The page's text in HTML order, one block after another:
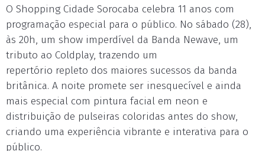
O Shopping Cidade Sorocaba celebra 11 anos com
programação especial para o público. No sábado (28),
às 20h, um show imperdível da Banda Newave, um
tributo ao Coldplay, trazendo um
repertório repleto dos maiores sucessos da banda
britânica. A noite promete ser inesquecível e ainda
mais especial com pintura facial em neon e
distribuição de pulseiras coloridas antes do show,
criando uma experiência vibrante e interativa para o
público.